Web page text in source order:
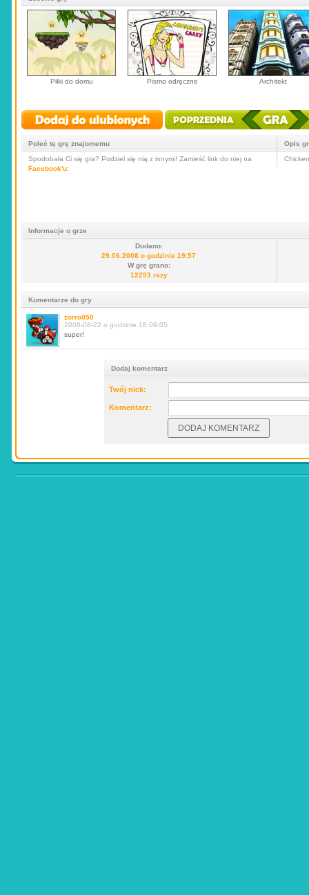
Piłki do domu Pismo odręczne Architekt
Poleć tę grę znajomemu
Spodobała Ci się gra? Podziel się nią z innymi! Zamieść link do niej na
Facebook'u:
Opis
Informacje o grze
Dodano:
29.06.2008 o godzinie 19:57
W grę grano:
12293 razy
Komentarze do gry
zorro050
2008-08-22 o godzinie 18:09:05
super!
Dodaj komentarz
Twój nick:
Komentarz: